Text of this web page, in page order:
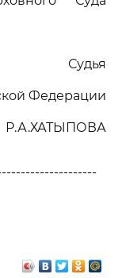
Судья
Федерации
Р.А.ХАТЫПОВА